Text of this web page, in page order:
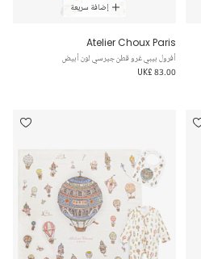
إضافة سريعة
Atelier Choux Paris
أفرول بيبي غرو قطن جيرسي لون أبيض
UK£ 83.00